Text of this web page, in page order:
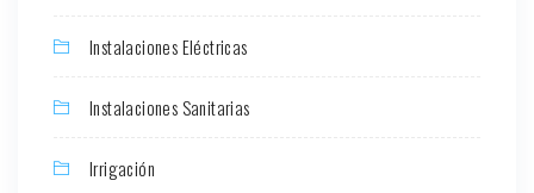
Instalaciones Eléctricas
Instalaciones Sanitarias
Irrigación